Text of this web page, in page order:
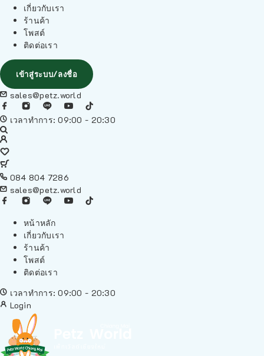
เกี่ยวกับเรา
ร้านค้า
โพสต์
ติดต่อเรา
เข้าสู่ระบบ/ลงชื่อ
sales@petz.world
เวลาทำการ: 09:00 - 20:30
084 804 7286
sales@petz.world
หน้าหลัก
เกี่ยวกับเรา
ร้านค้า
โพสต์
ติดต่อเรา
เวลาทำการ: 09:00 - 20:30
Login